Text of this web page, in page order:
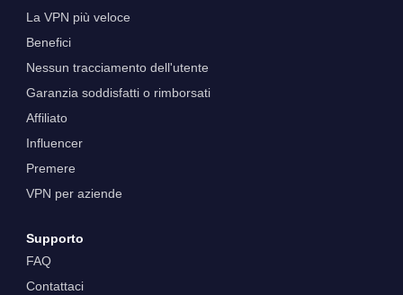
La VPN più veloce
Benefici
Nessun tracciamento dell'utente
Garanzia soddisfatti o rimborsati
Affiliato
Influencer
Premere
VPN per aziende
Supporto
FAQ
Contattaci